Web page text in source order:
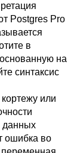
Postgres Pro
в
на
синтаксис
или
данных
ошибка во